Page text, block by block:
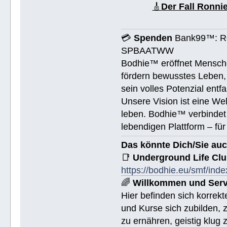
🎸 Der Fall
💳Spenden Bank99™:
SPBAATWW
Bodhie™ eröffnet
fördern bewusstes
sein volles Potenzial
Unsere Vision ist eine
leben. Bodhie™
lebendigen Plattform –
Das könnte Dich/Sie
📑 Underground Life
https://bodhie.eu/smf/
🌈Willkommen und
Hier befinden sich
und Kurse sich zubilden,
zu ernähren, geistig klug